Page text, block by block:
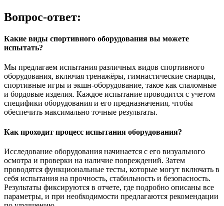
Вопрос-ответ:
Какие виды спортивного оборудования вы можете
испытать?
Мы предлагаем испытания различных видов спортивного
оборудования, включая тренажёры, гимнастические снаряды,
спортивные игры и экшн-оборудование, такое как слаломные
и бордовые изделия. Каждое испытание проводится с учетом
специфики оборудования и его предназначения, чтобы
обеспечить максимально точные результаты.
Как проходит процесс испытания оборудования?
Исследование оборудования начинается с его визуального
осмотра и проверки на наличие повреждений. Затем
проводятся функциональные тесты, которые могут включать в
себя испытания на прочность, стабильность и безопасность.
Результаты фиксируются в отчете, где подробно описаны все
параметры, и при необходимости предлагаются рекомендации